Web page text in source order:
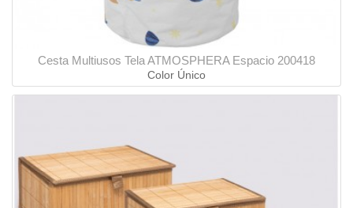
Cesta Multiusos Tela ATMOSPHERA Espacio 200418
Color Único